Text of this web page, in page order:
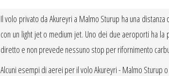
Il volo privato da Akureyri a Malmo Sturup ha una
con un light jet o medium jet. Uno dei due aeroporti ha
diretto e non prevede nessuno stop per rifornimento
Alcuni esempi di aerei per il volo Akureyri - Malmo Sturup